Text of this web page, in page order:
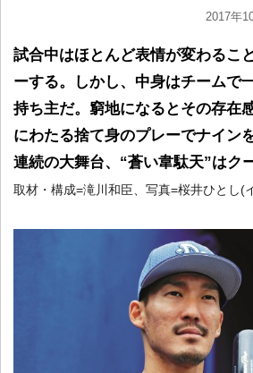
2017年
試合中はほとんど表情が変わるこ
ーする。しかし、中身はチームで
持ち主だ。窮地になるとその存在
にわたる捨て身のプレーでナイン
連続の大舞台、“蒼い韋駄天”はク
取材・構成=滝川和臣、写真=桜井ひとし(